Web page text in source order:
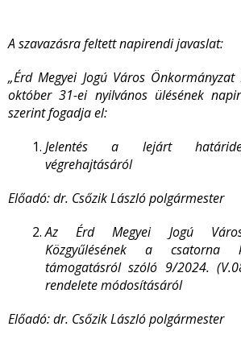
A szavazásra feltett napirendi javaslat:
„Érd Megyei Jogú Város
október 31-ei nyilvános ülésének
szerint fogadja el:
Jelentés a lejárt
végrehajtásáról
Előadó: dr. Csőzik László polgármester
Az Érd Megyei Jogú
Közgyűlésének a csatorna
támogatásról szóló 9/2024.
rendelete módosításáról
Előadó: dr. Csőzik László polgármester